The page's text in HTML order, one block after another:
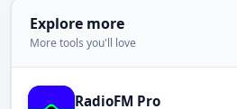
Explore more
More tools you'll love
RadioFM Pro